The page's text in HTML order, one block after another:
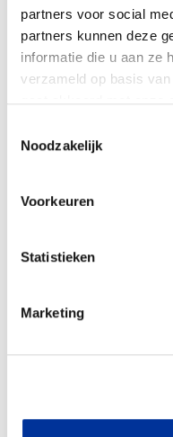
partners voor social
partners kunnen deze
informatie die u aan ze
verzameld op basis
Noodzakelijk
Voorkeuren
Statistieken
Marketing
We bouwen aan
onderop door
We laten zien